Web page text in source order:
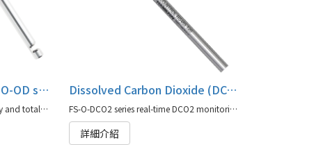
Cell density probe, FS-O-OD series
FS-O-OD series viable cell density and total cell density (turbidity) probes are available for a wide range of applications.(agent for Hamilton)
Dissolved Carbon Dioxide (DCO2) Sensors, FS-O-DCO2 series
FS-O-DCO2 series real-time DCO2 monitoring can help to deliver higher viable cell density(agent for Hamilton)
詳細介紹